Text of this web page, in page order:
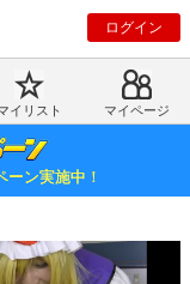
ログイン
イリスト マイページ
ーン実施中！